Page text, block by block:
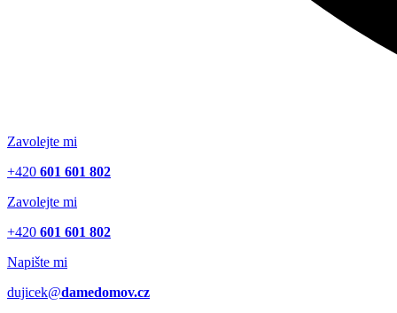
Zavolejte mi
+420 601 601 802
Zavolejte mi
+420 601 601 802
Napište mi
dujicek@damedomov.cz